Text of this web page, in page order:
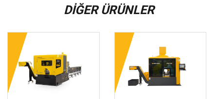
DIĞER ÜRÜNLER